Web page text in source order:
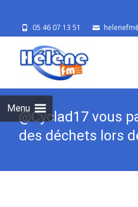
05 46 07 13 51
Menu
@Cyclad17 vous
des déchets lors